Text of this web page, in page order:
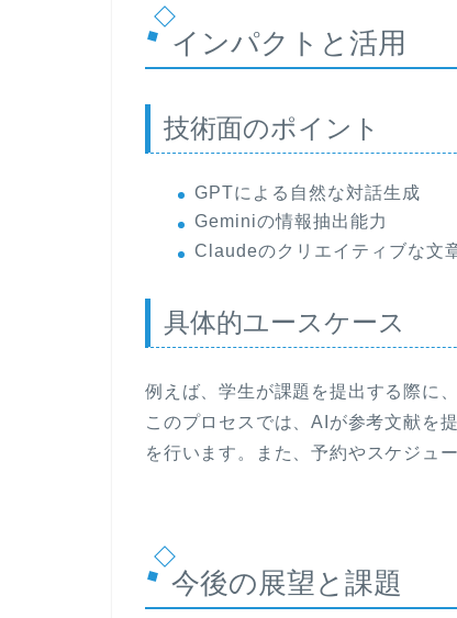
インパクトと活用
技術面のポイント
GPTによる自然な対話生成
Geminiの情報抽出能力
Claudeのクリエイティブな文
具体的ユースケース
例えば、学生が課題を提出する際に
このプロセスでは、AIが参考文献を
を行います。また、予約やスケジュ
今後の展望と課題